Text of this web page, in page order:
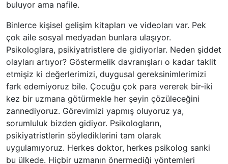
buluyor ama nafile.
Binlerce kişisel gelişim kitapları ve videoları var. Pek
çok aile sosyal medyadan bunlara ulaşıyor.
Psikologlara, psikiyatristlere de gidiyorlar. Neden şiddet
olayları artıyor? Göstermelik davranışları o kadar taklit
etmişiz ki değerlerimizi, duygusal gereksinimlerimizi
fark edemiyoruz bile. Çocuğu çok para vererek bir-iki
kez bir uzmana götürmekle her şeyin çözüleceğini
zannediyoruz. Görevimizi yapmış oluyoruz ya,
sorumluluk bizden gidiyor. Psikologların,
psikiyatristlerin söylediklerini tam olarak
uygulamıyoruz. Herkes doktor, herkes psikolog sanki
bu ülkede. Hiçbir uzmanın önermediği yöntemleri